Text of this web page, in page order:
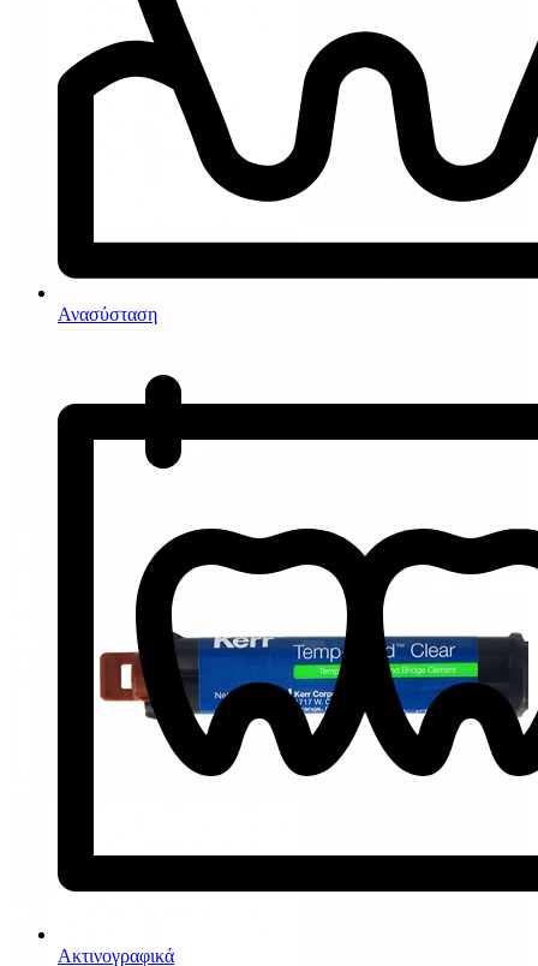
Ανασύσταση
Ακτινογραφικά